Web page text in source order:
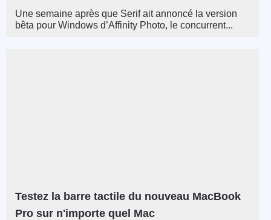
Une semaine après que Serif ait annoncé la version
bêta pour Windows d’Affinity Photo, le concurrent...
Testez la barre tactile du nouveau MacBook
Pro sur n'importe quel Mac